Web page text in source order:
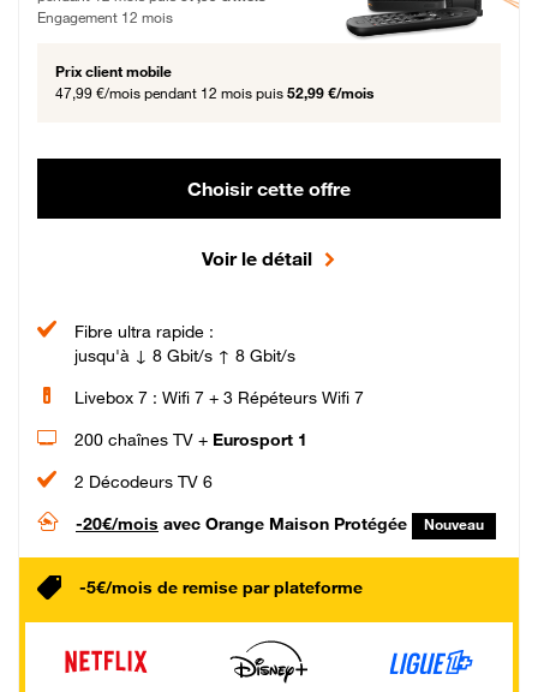
Engagement 12 mois
Prix client mobile
47,99 €/mois pendant 12 mois puis 52,99 €/mois
Choisir cette offre
Voir le détail
Fibre ultra rapide :
jusqu'à ↓ 8 Gbit/s ↑ 8 Gbit/s
Livebox 7 : Wifi 7 + 3 Répéteurs Wifi 7
200 chaînes TV + Eurosport 1
2 Décodeurs TV 6
-20€/mois avec Orange Maison Protégée Nouveau
-5€/mois de remise par plateforme